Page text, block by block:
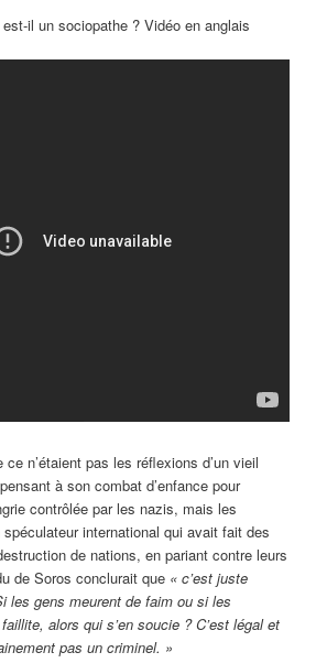
il un sociopathe ? Vidéo en anglais
ce n’étaient pas les réflexions d’un vieil
à son combat d’enfance pour
contrôlée par les nazis, mais les
spéculateur international qui avait fait des
de nations, en pariant contre leurs
de Soros conclurait que « c’est juste
les gens meurent de faim ou si les
alors qui s’en soucie ? C’est légal et
pas un criminel. »